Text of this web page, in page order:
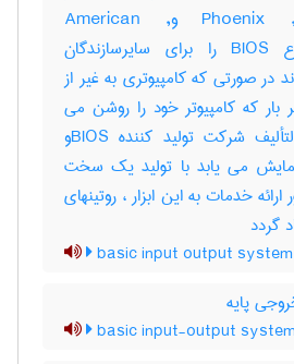
همچونPhoenix , Award وAmerican ,
Megatrends انواع BIOS را برای سایرسازندگان
در صورتی که کامپیوتری به غیر از
بار که کامپیوتر خود را روشن می
سازید ، پیام حق التألیف شرکت تولید کننده BIOSو
می یابد با تولید یک سخت
خدمات به این ابزار ، روتینهای
basic input output system
پایه
basic input-output